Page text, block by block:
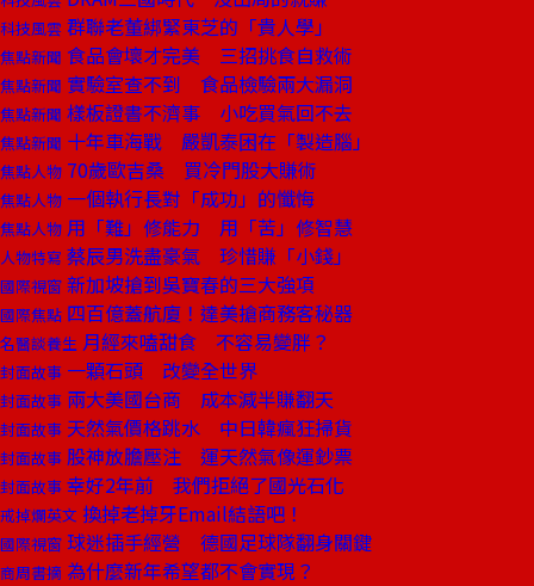
科技風雲 群聯老董綁緊東芝的「貴人學」
焦點新聞 食品會壞才完美 三招挑食自救術
焦點新聞 實驗室查不到 食品檢驗兩大漏洞
焦點新聞 樣板證書不濟事 小吃買氣回不去
焦點新聞 十年車海戰 嚴凱泰困在「製造腦」
焦點人物 70歲歐吉桑 買冷門股大賺術
焦點人物 一個執行長對「成功」的懺悔
焦點人物 用「難」修能力 用「苦」修智慧
人物特寫 蔡辰男洗盡豪氣 珍惜賺「小錢」
國際視窗 新加坡搶到吳寶春的三大強項
國際焦點 四百億蓋航廈！達美搶商務客秘器
名醫談養生 月經來嗑甜食 不容易變胖？
封面故事 一顆石頭 改變全世界
封面故事 兩大美國台商 成本減半賺翻天
封面故事 天然氣價格跳水 中日韓瘋狂掃貨
封面故事 股神放膽壓注 運天然氣像運鈔票
封面故事 幸好2年前 我們拒絕了國光石化
戒掉爛英文 換掉老掉牙Email結語吧！
國際視窗 球迷插手經營 德國足球隊翻身關鍵
商周書摘 為什麼新年希望都不會實現？